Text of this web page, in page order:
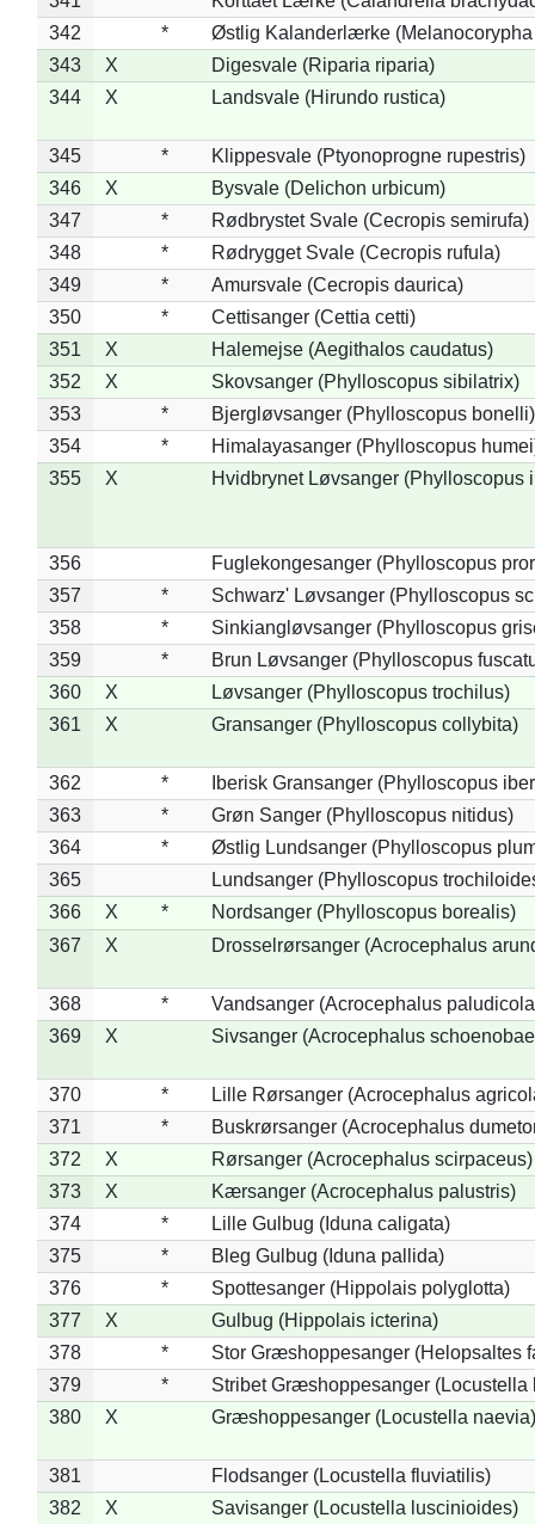
342
*
Østlig Kalanderlærke (Melanocorypha
343
X
Digesvale (Riparia riparia)
344
X Landsvale (Hirundo rustica)
345 *
Klippesvale (Ptyonoprogne rupestris)
346
X
Bysvale (Delichon urbicum)
347
*
Rødbrystet Svale (Cecropis semirufa)
348
*
Rødrygget Svale (Cecropis rufula)
349
*
Amursvale (Cecropis daurica)
350
*
Cettisanger (Cettia cetti)
351
X
Halemejse (Aegithalos caudatus)
352
X
Skovsanger (Phylloscopus sibilatrix)
353
*
Bjergløvsanger (Phylloscopus bonelli)
354
*
Himalayasanger (Phylloscopus
355
X Hvidbrynet Løvsanger (Phylloscopus
356
Fuglekongesanger (Phylloscopus
357
*
Schwarz' Løvsanger (Phylloscopus
358
*
Sinkiangløvsanger (Phylloscopus
359
*
Brun Løvsanger (Phylloscopus
360
X
Løvsanger (Phylloscopus trochilus)
361
X Gransanger (Phylloscopus collybita)
362 *
Iberisk Gransanger (Phylloscopus
363
*
Grøn Sanger (Phylloscopus nitidus)
364
*
Østlig Lundsanger (Phylloscopus
365
Lundsanger (Phylloscopus
366
X *
Nordsanger (Phylloscopus borealis)
367
X Drosselrørsanger (Acrocephalus
368 *
Vandsanger (Acrocephalus
369
X Sivsanger (Acrocephalus
370 *
Lille Rørsanger (Acrocephalus
371
*
Buskrørsanger (Acrocephalus
372
X
Rørsanger (Acrocephalus scirpaceus)
373
X
Kærsanger (Acrocephalus palustris)
374
*
Lille Gulbug (Iduna caligata)
375
*
Bleg Gulbug (Iduna pallida)
376
*
Spottesanger (Hippolais polyglotta)
377
X
Gulbug (Hippolais icterina)
378
*
Stor Græshoppesanger (Helopsaltes
379
*
Stribet Græshoppesanger (Locustella
380
X Græshoppesanger (Locustella naevia)
381
Flodsanger (Locustella fluviatilis)
382
X
Savisanger (Locustella luscinioides)